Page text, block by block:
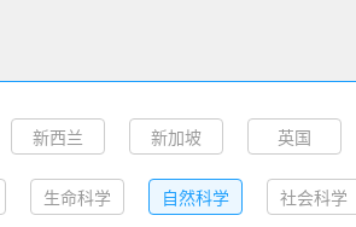
新西兰 新加坡 英国
荷兰 马来西亚 墨西哥
生命科学 自然科学 社会科学